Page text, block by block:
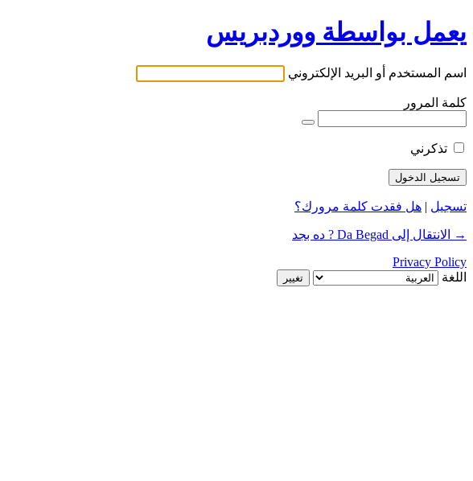
يعمل بواسطة ووردبريس
اسم المستخدم أو البريد الإلكتروني
كلمة المرور
تذكرني
تسجيل | هل فقدت كلمة مرورك؟
→ الانتقال إلى Da Begad ? ده بجد
Privacy Policy
اللغة